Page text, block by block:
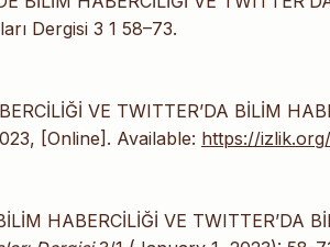
Dergisi 3 1 58–73.
VE TWITTER’DA BİLİM
[Online]. Available: https://
HABERCİLİĞİ VE TWITTER’DA